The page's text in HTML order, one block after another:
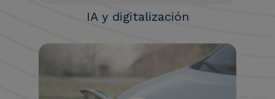
IA y digitalización